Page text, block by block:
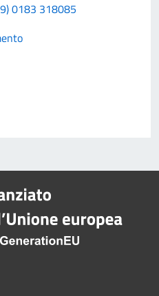
0183 318085